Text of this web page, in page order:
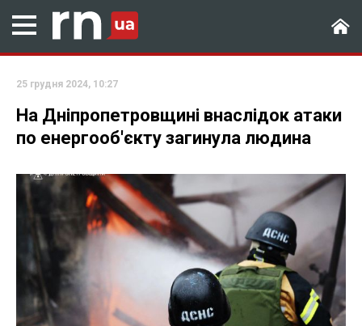
25 грудня 2024, 10:27
На Дніпропетровщині внаслідок атаки
по енергооб'єкту загинула людина